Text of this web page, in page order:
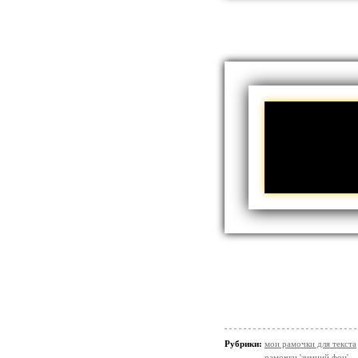
Рубрики: мои рамочки для текста